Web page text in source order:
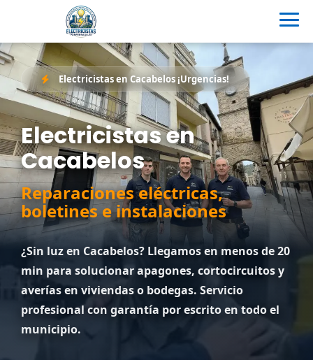
Electricistas en Cacabelos ¡Urgencias!
Electricistas en
Cacabelos
Reparaciones eléctricas,
boletines e instalaciones
¿Sin luz en Cacabelos? Llegamos en menos de 20
min para solucionar apagones, cortocircuitos y
averías en viviendas o bodegas. Servicio
profesional con garantía por escrito en todo el
municipio.